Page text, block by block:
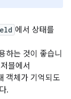
에서 상태를
하는 것이 좋습니
블에서
객체가 기억되도
.